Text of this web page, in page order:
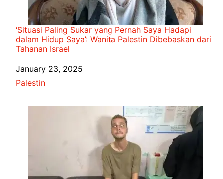
‘Situasi Paling Sukar yang Pernah Saya Hadapi
dalam Hidup Saya’: Wanita Palestin Dibebaskan dari
Tahanan Israel
Date
January 23, 2025
In relation to
Palestin